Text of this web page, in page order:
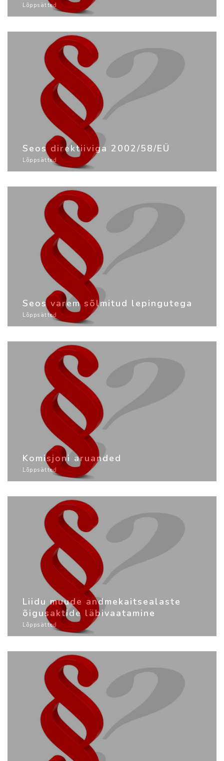
Lõppsätted
Seos direktiiviga 2002/58/EÜ
Lõppsätted
Seos varem sõlmitud lepingutega
Lõppsätted
Komisjoni aruanded
Lõppsätted
Liidu muude andmekaitsealaste
õigusaktide läbivaatamine
Lõppsätted